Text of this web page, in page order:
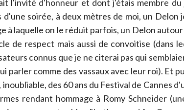
l'invité d'honneur et dont j'étais membre du
d'une soirée, à deux mètres de moi, un Delon
à laquelle on le réduit parfois, un Delon
de respect mais aussi de convoitise (dans
connus que je ne citerai pas qui
parler comme des vassaux avec leur roi). Et
des 60 ans du Festival de Cannes
rendant hommage à Romy Schneider